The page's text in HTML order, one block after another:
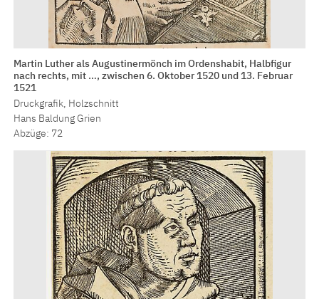
Martin Luther als Augustinermönch im Ordenshabit, Halbfigur
nach rechts, mit …, zwischen 6. Oktober 1520 und 13. Februar
1521
Druckgrafik, Holzschnitt
Hans Baldung Grien
Abzüge: 72